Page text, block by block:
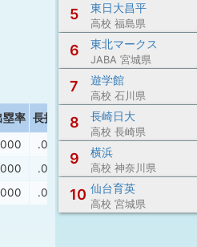
塁率 長打率
.000
.000
.000
5 東日大昌平
高校 福島県
6 東北マークス
JABA 宮城県
7 遊学館
高校 石川県
8 長崎日大
高校 長崎県
9 横浜
高校 神奈川県
10 仙台育英
高校 宮城県